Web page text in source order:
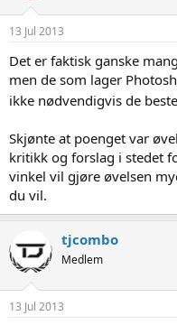
13 Jul 2013
Det er faktisk ganske
men de som lager
ikke nødvendigvis de
Skjønte at poenget var
kritikk og forslag i stedet
vinkel vil gjøre øvelsen
du vil.
tjcombo
Medlem
13 Jul 2013